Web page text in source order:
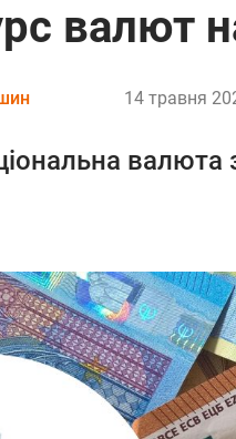
валют
14 травня